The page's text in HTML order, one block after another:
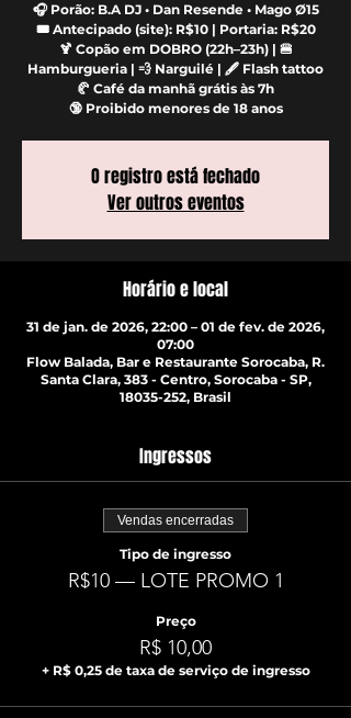
🎧 Porão: B.A DJ • Dan Resende • Mago Ø15
🎟️ Antecipado (site): R$10 | Portaria: R$20
🍹 Copão em DOBRO (22h–23h) | 🍔
Hamburgueria | 💨 Narguilé | 🖋️ Flash tattoo
🥐 Café da manhã grátis às 7h
🔞 Proibido menores de 18 anos
O registro está fechado
Ver outros eventos
Horário e local
31 de jan. de 2026, 22:00 – 01 de fev. de 2026,
07:00
Flow Balada, Bar e Restaurante Sorocaba, R.
Santa Clara, 383 - Centro, Sorocaba - SP,
18035-252, Brasil
Ingressos
Vendas encerradas
Tipo de ingresso
R$10 — LOTE PROMO 1
Preço
R$ 10,00
+ R$ 0,25 de taxa de serviço de ingresso